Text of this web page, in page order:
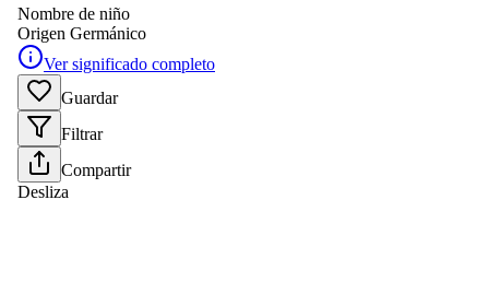
Nombre de niño
Origen Germánico
Ver significado completo
Guardar
Filtrar
Compartir
Desliza